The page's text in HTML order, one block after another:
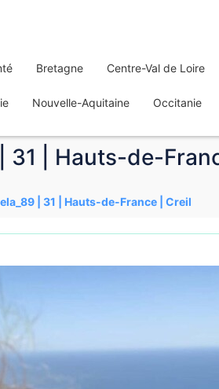
Bretagne Centre-Val de Loire
Nouvelle-Aquitaine Occitanie
31 | Hauts-de-
| 31 | Hauts-de-France | Creil